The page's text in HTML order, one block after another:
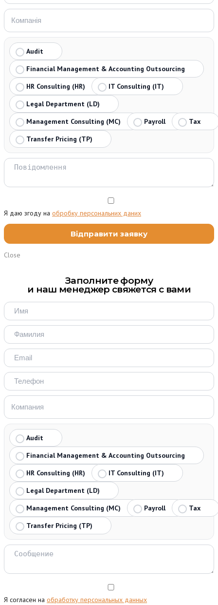
Audit
Financial Management & Accounting Outsourcing
HR Consulting (HR)
IT Consulting (IT)
Legal Department (LD)
Management Consulting (MC)
Payroll
Tax
Transfer Pricing (TP)
Я даю згоду на обробку персональних даних
Close
Заполните форму
и наш менеджер свяжется с вами
Audit
Financial Management & Accounting Outsourcing
HR Consulting (HR)
IT Consulting (IT)
Legal Department (LD)
Management Consulting (MC)
Payroll
Tax
Transfer Pricing (TP)
Я согласен на обработку персональных данных